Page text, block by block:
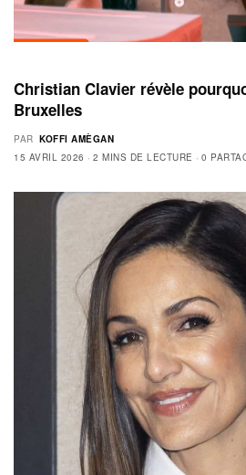
Christian Clavier révèle
Bruxelles
PAR KOFFI AMÈGAN
15 AVRIL 2026
2 MINS DE LECTURE 0